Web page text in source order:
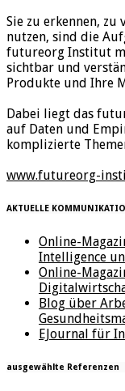
Sie zu erkennen,
nutzen, sind die
futureorg Institut
sichtbar und
Produkte und Ihre
Dabei liegt das
auf Daten und
komplizierte
www.futureorg-
AKTUELLE
Online-
Intelligence
Online-
Blog über
EJournal für
ausgewählte Referenzen